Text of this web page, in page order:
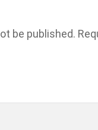
be published.